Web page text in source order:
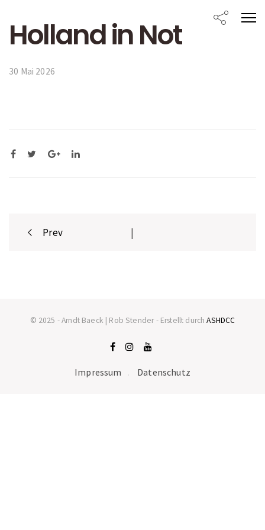
Holland in Not
30 Mai 2026
Post
Prev |
© 2025 - Arndt Baeck | Rob Stender - Erstellt durchASHDCC
Impressum Datenschutz